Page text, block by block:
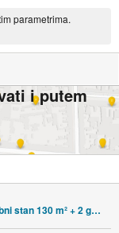
parametrima.
i putem
Zagreb, Ksaver – 4-sobni stan 130 m² + 2 garaže + vrt